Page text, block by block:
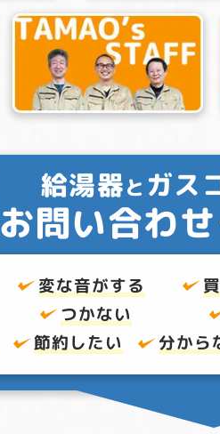
給湯器と ガス
お問い合わ
変な音がする
つかない
節約したい 分から